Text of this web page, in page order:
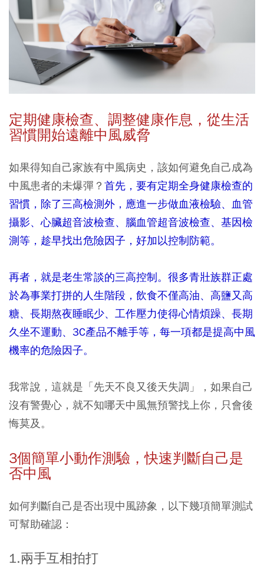
定期健康檢查、調整健康作息，從生活
習慣開始遠離中風威脅
如果得知自己家族有中風病史，該如何避免自己成為
中風患者的未爆彈？ 首先，要有定期全身健康檢查的
習慣，除了三高檢測外，應進一步做血液檢驗、血管
攝影、心臟超音波檢查、腦血管超音波檢查、基因檢
測等，趁早找出危險因子，好加以控制防範。
再者，就是老生常談的三高控制。很多青壯族群正處
於為事業打拼的人生階段，飲食不僅高油、高鹽又高
糖、長期熬夜睡眠少、工作壓力使得心情煩躁、長期
久坐不運動、3C產品不離手等，每一項都是提高中風
機率的危險因子。
我常說，這就是「先天不良又後天失調」，如果自己
沒有警覺心，就不知哪天中風無預警找上你，只會後
悔莫及。
3個簡單小動作測驗，快速判斷自己是
否中風
如何判斷自己是否出現中風跡象，以下幾項簡單測試
可幫助確認：
1.兩手互相拍打